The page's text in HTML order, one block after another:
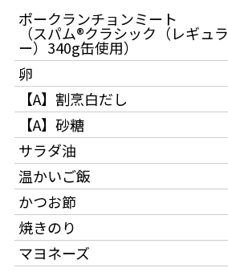
旨さ、別格。だし屋の鍋
サッと鍋®
おいしいレシピを商品から探す
かつお節レシピ
めんつゆレシピ
割烹白だしレシピ
レシピ特設サイト
かつお節・だしを楽しむ
だしコミュ
採用情報
- ジョブリターン制
Global
ポークランチョンミート
（スパム®クラシック（レギュラ
ー）340g缶使用）
卵
【A】割烹白だし
【A】砂糖
サラダ油
温かいご飯
かつお節
焼きのり
マヨネーズ